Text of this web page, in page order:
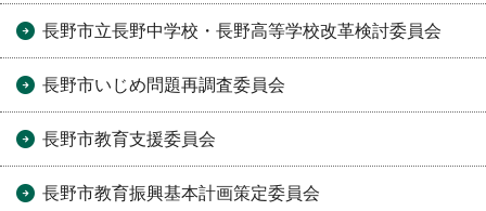
長野市立長野中学校・長野高等学校改革検討委員会
長野市いじめ問題再調査委員会
長野市教育支援委員会
長野市教育振興基本計画策定委員会